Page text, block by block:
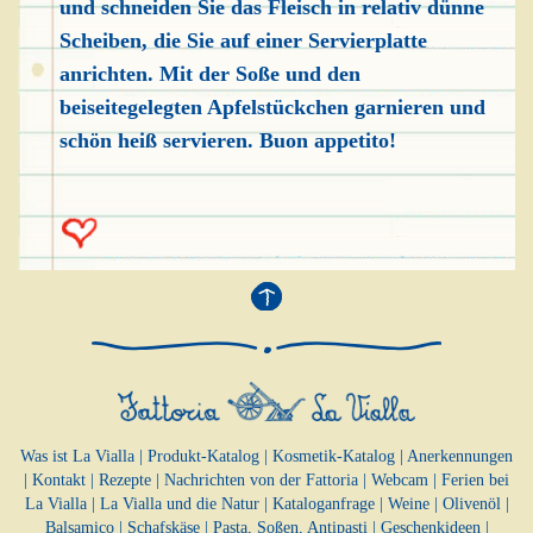
und schneiden Sie das Fleisch in relativ dünne
Scheiben, die Sie auf einer Servierplatte
anrichten. Mit der Soße und den
beiseitegelegten Apfelstückchen garnieren und
schön heiß servieren. Buon appetito!
Was ist La Vialla Produkt-Katalog Kosmetik-Katalog
Anerkennungen
Kontakt Rezepte Nachrichten von der Fattoria Webcam
Ferien bei
La Vialla| La Vialla und die Natur| Kataloganfrage| Weine| Olivenöl
Balsamico| Schafskäse| Pasta, Soßen, Antipasti Geschenkideen